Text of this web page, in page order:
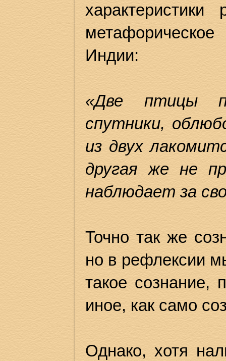
Индии:
«Две птицы
спутники,
из двух
другая же не
наблюдает за
Точно так же
но в рефлексии
такое сознание,
иное, как само
Однако, хотя